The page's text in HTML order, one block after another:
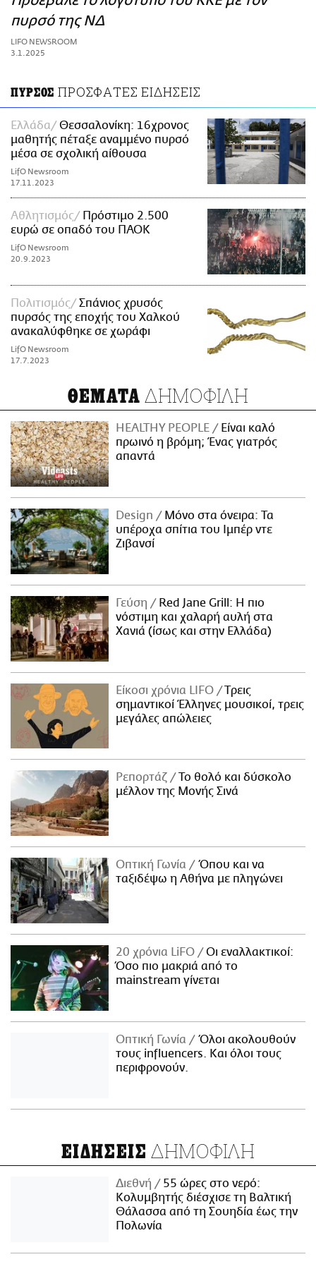
ΑΜΠΑ
PRINT
πυρσό της ΝΔ
LIFO NEWSROOM
3.1.2025
ΠΥΡΣΟΣ ΠΡΟΣΦΑΤΕΣ ΕΙΔΗΣΕΙΣ
Ελλάδα
Θεσσαλονίκη: 16χρονος
μαθητής πέταξε αναμμένο πυρσό
μέσα σε σχολική αίθουσα
LifO Newsroom
17.11.2023
Αθλητισμός
Πρόστιμο 2.500
ευρώ σε οπαδό του ΠΑΟΚ
LifO Newsroom
20.9.2023
Πολιτισμός
Σπάνιος χρυσός
πυρσός της εποχής του Χαλκού
ανακαλύφθηκε σε χωράφι
LifO Newsroom
17.7.2023
ΘΕΜΑΤΑ ΔΗΜΟΦΙΛΗ
HEALTHY PEOPLE
Είναι καλό
πρωινό η βρόμη; Ένας γιατρός
απαντά
Design
Μόνο στα όνειρα: Τα
υπέροχα σπίτια του Ιμπέρ ντε
Ζιβανσί
Γεύση
Red Jane Grill: Η πιο
νόστιμη και χαλαρή αυλή στα
Χανιά (ίσως και στην Ελλάδα)
Είκοσι χρόνια LIFO
Tρεις
σημαντικοί Έλληνες μουσικοί, τρεις
μεγάλες απώλειες
Ρεπορτάζ
Το θολό και δύσκολο
μέλλον της Μονής Σινά
Οπτική Γωνία
Όπου και να
ταξιδέψω η Αθήνα με πληγώνει
20 χρόνια LiFO
Οι εναλλακτικοί:
Όσο πιο μακριά από το
mainstream γίνεται
Οπτική Γωνία
Όλοι ακολουθούν
τους influencers. Και όλοι τους
περιφρονούν.
ΕΙΔΗΣΕΙΣ ΔΗΜΟΦΙΛΗ
Διεθνή
55 ώρες στο νερό:
Κολυμβητής διέσχισε τη Βαλτική
Θάλασσα από τη Σουηδία έως την
Πολωνία